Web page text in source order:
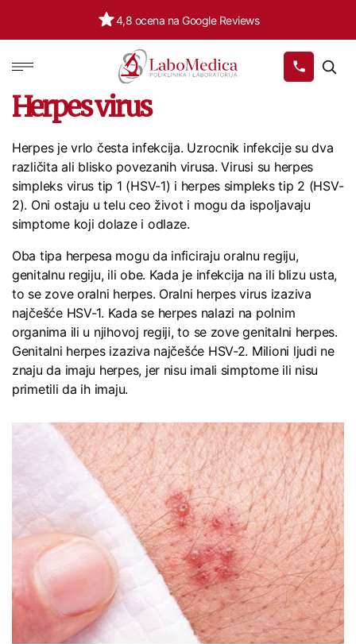
4,8 ocena na Google Reviews
Herpes virus
Herpes je vrlo česta infekcija. Uzrocnik infekcije su dva
različita ali blisko povezanih virusa. Virusi su herpes
simpleks virus tip 1 (HSV-1) i herpes simpleks tip 2 (HSV-
2). Oni ostaju u telu ceo život i mogu da ispoljavaju
simptome koji dolaze i odlaze.
Oba tipa herpesa mogu da inficiraju oralnu regiju,
genitalnu regiju, ili obe. Kada je infekcija na ili blizu usta,
to se zove oralni herpes. Oralni herpes virus izaziva
najčešće HSV-1. Kada se herpes nalazi na polnim
organima ili u njihovoj regiji, to se zove genitalni herpes.
Genitalni herpes izaziva najčešće HSV-2. Milioni ljudi ne
znaju da imaju herpes, jer nisu imali simptome ili nisu
primetili da ih imaju.